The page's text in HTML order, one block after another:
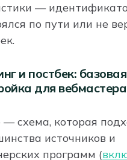
—
по пути или не
и постбек: базовая
для вебмастера
схема, которая
источников и
программ (